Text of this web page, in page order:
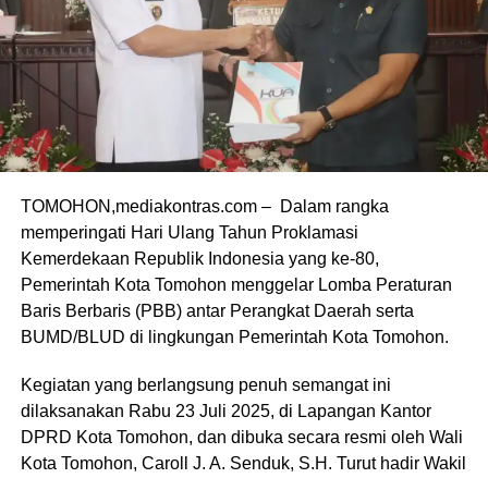
TOMOHON,mediakontras.com – Dalam rangka
memperingati Hari Ulang Tahun Proklamasi
Kemerdekaan Republik Indonesia yang ke-80,
Pemerintah Kota Tomohon menggelar Lomba Peraturan
Baris Berbaris (PBB) antar Perangkat Daerah serta
BUMD/BLUD di lingkungan Pemerintah Kota Tomohon.
Kegiatan yang berlangsung penuh semangat ini
dilaksanakan Rabu 23 Juli 2025, di Lapangan Kantor
DPRD Kota Tomohon, dan dibuka secara resmi oleh Wali
Kota Tomohon, Caroll J. A. Senduk, S.H. Turut hadir Wakil